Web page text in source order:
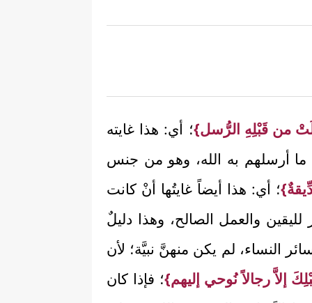
من قَبْلِهِ الرُّسل}؛ أي: هذا غايته
ما أرسلهم به الله، وهو من جنس
؛ أي: هذا أيضاً غايتُها أنْ كانت
والعمل الصالح، وهذا دليلٌ
النساء، لم يكن منهنَّ نبيَّة؛ لأن
إلاَّ رجالاً نُوحي إليهم}؛ فإذا كان